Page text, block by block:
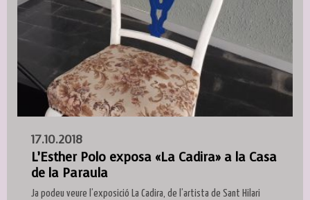
17.10.2018
L’Esther Polo exposa «La Cadira» a la Casa
de la Paraula
Ja podeu veure l’exposició La Cadira, de l’artista de Sant Hilari